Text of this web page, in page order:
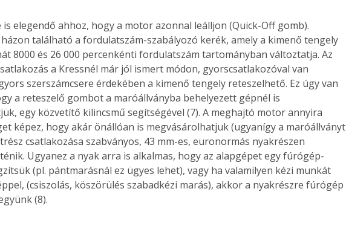
Együtt jobban megéri!
házon található a fordulatszám-szabályozó kerék, amely a kimenő tengely
8000 és 26 000 percenkénti fordulatszám tartományban változtatja. Az
a Kressnél már jól ismert módon, gyorscsatlakozóval van
szerszámcsere érdekében a kimenő tengely reteszelhető. Ez úgy van
a reteszelő gombot a maróállványba behelyezett gépnél is
egy közvetítő kilincsmű segítségével (7). A meghajtó motor annyira
képez, hogy akár önállóan is megvásárolhatjuk (ugyanígy a maróállványt
csatlakozása szabványos, 43 mm-es, euronormás nyakrészen
Ugyanez a nyak arra is alkalmas, hogy az alapgépet egy fúrógép-
(pl. pántmarásnál ez ügyes lehet), vagy ha valamilyen kézi munkát
(csiszolás, köszörülés szabadkézi marás), akkor a nyakrészre fúrógép
(8).